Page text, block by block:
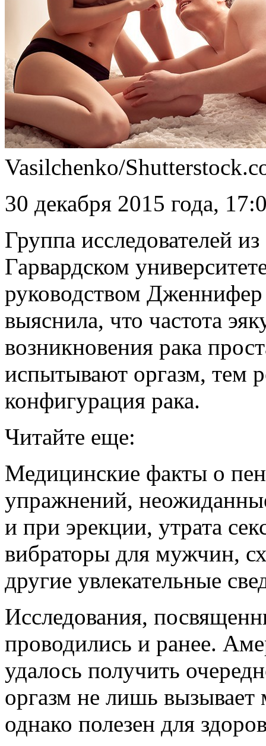
Vasilchenko/
30 декабря 2015 года,
Группа исследователей
Гарвардском
руководством
выяснила, что частота
возникновения рака
испытывают оргазм, тем
конфигурация рака.
Читайте еще:
Медицинские факты о
упражнений,
и при эрекции, утрата
вибраторы для мужчин,
другие увлекательные
Исследования,
проводились и ранее.
удалось получить
оргазм не лишь
однако полезен для